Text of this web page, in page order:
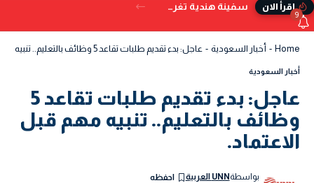
إقرأ الان سفينة هندية تغرق قبالة سواحل اليمن بعد تعرضها للإصابة بمقذوف
9
Home أخبار السعودية عاجل: بدء تقديم طلبات تقاعد 5 وظائف بالتعليم.. تنبيه مهم قبل الاعتماد.
أخبار السعودية
عاجل: بدء تقديم طلبات تقاعد 5
وظائف بالتعليم.. تنبيه مهم قبل
الاعتماد.
بواسطةUNN العربية